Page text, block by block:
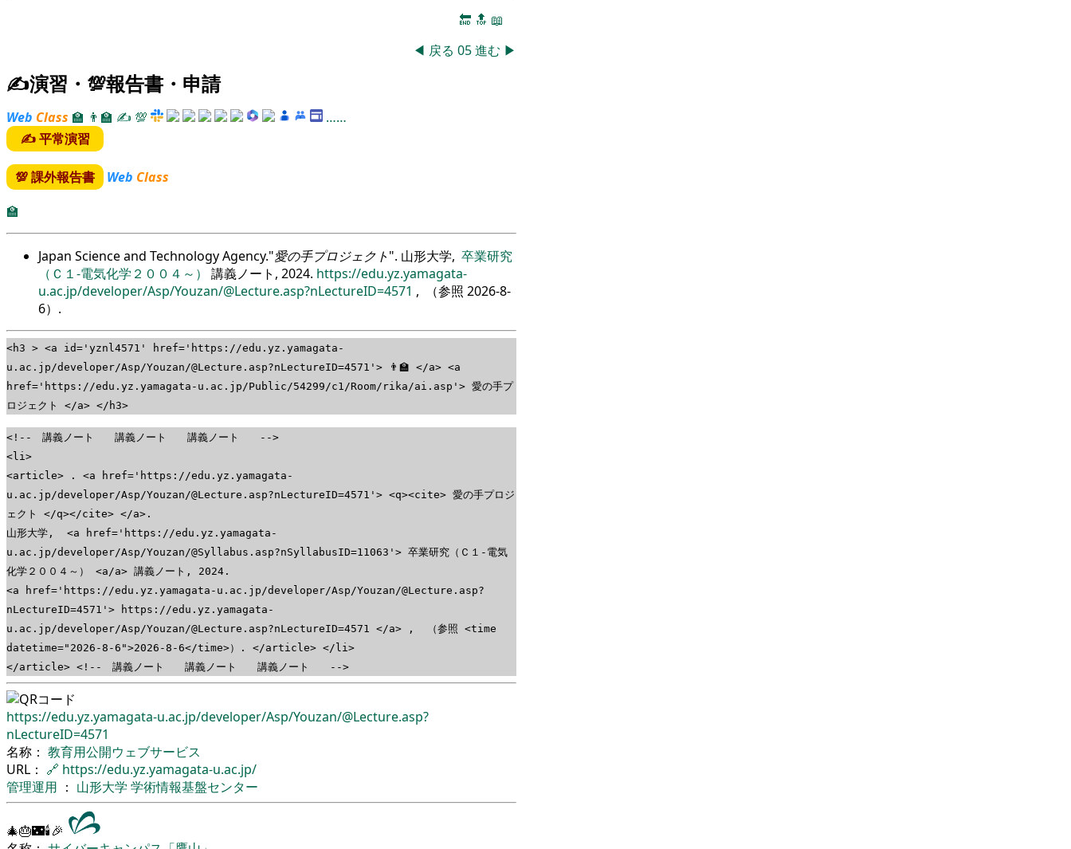
🔚 🔝 📖
◀ 戻る 05進む ▶
✍演習・💯報告書・申請
Web Class 🏫 👨‍🏫 ✍ 💯
……
✍ 平常演習
💯 課外報告書 Web Class
🏫
Japan Science and Technology Agency. 愛の手プロジェクト . 山形大学, 卒業研究
（Ｃ１-電気化学２００４～） 講義ノート, 2024. https://edu.yz.yamagata-
u.ac.jp/developer/Asp/Youzan/@Lecture.asp?nLectureID=4571 , （参照 2026-8-
6）.
<h3 > <a id='yznl4571' href='https://edu.yz.yamagata-
u.ac.jp/developer/Asp/Youzan/@Lecture.asp?nLectureID=4571'> 👨‍🏫 </a> <a
href='https://edu.yz.yamagata-u.ac.jp/Public/54299/c1/Room/rika/ai.asp'> 愛の手プ
ロジェクト </a> </h3>
<!-- 講義ノート 講義ノート 講義ノート -->
<li>
<article> . <a href='https://edu.yz.yamagata-
u.ac.jp/developer/Asp/Youzan/@Lecture.asp?nLectureID=4571'> <q><cite> 愛の手プロジ
ェクト </q></cite> </a>.
山形大学, <a href='https://edu.yz.yamagata-
u.ac.jp/developer/Asp/Youzan/@Syllabus.asp?nSyllabusID=11063'> 卒業研究（Ｃ１-電気
化学２００４～） <a/a> 講義ノート, 2024.
<a href='https://edu.yz.yamagata-u.ac.jp/developer/Asp/Youzan/@Lecture.asp?
nLectureID=4571'> https://edu.yz.yamagata-
u.ac.jp/developer/Asp/Youzan/@Lecture.asp?nLectureID=4571 </a> , （参照 <time
datetime="2026-8-6">2026-8-6</time>）. </article> </li>
</article> <!-- 講義ノート 講義ノート 講義ノート -->
https://edu.yz.yamagata-u.ac.jp/developer/Asp/Youzan/@Lecture.asp?
nLectureID=4571
名称： 教育用公開ウェブサービス
URL： 🔗 https://edu.yz.yamagata-u.ac.jp/
管理運用 ： 山形大学 学術情報基盤センター
🎄🎂🌃🕯🎉